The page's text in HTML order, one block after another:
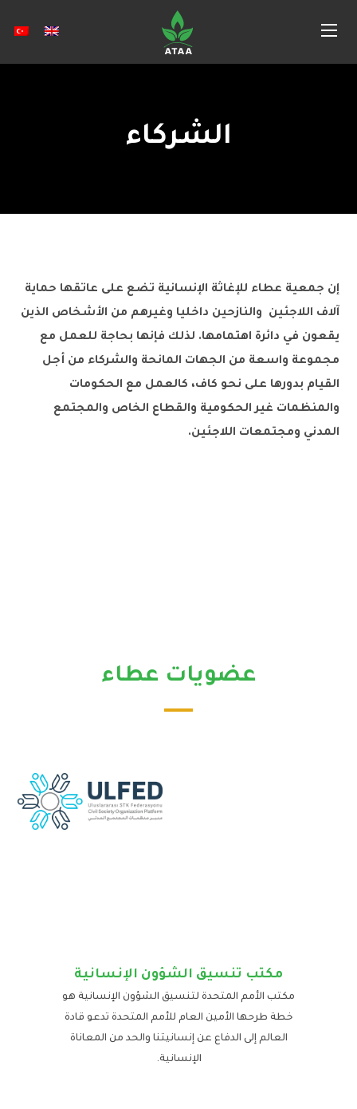
الشركاء
إن جمعية عطاء للإغاثة الإنسانية تضع على عاتقها حماية
آلاف اللاجئين والنازحين داخليا وغيرهم من الأشخاص الذين
يقعون في دائرة اهتمامها. لذلك فإنها بحاجة للعمل مع
مجموعة واسعة من الجهات المانحة والشركاء من أجل
القيام بدورها على نحو كاف، كالعمل مع الحكومات
والمنظمات غير الحكومية والقطاع الخاص والمجتمع
المدني ومجتمعات اللاجئين.
عضويات عطاء
مكتب تنسيق الشؤون الإنسانية
مكتب الأمم المتحدة لتنسيق الشؤون الإنسانية هو
خطة طرحها الأمين العام للأمم المتحدة تدعو قادة
العالم إلى الدفاع عن إنسانيتنا والحد من المعاناة
الإنسانية.